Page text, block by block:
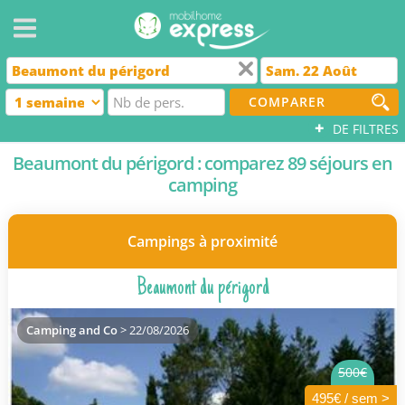
COMPARER
+ DE FILTRES
Beaumont du périgord : comparez 89 séjours en
camping
Campings à proximité
Beaumont du périgord
500€
495€ / sem >
Camping and Co> 22/08/2026